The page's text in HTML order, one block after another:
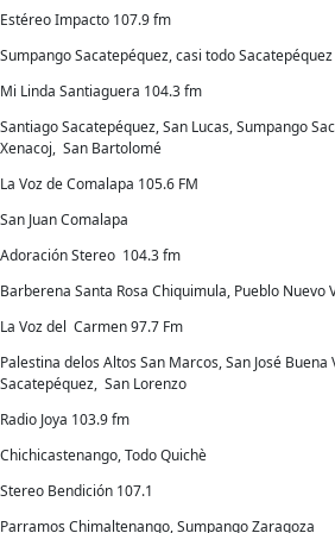
Estéreo Impacto 107.9 fm
Sumpango Sacatepéquez, casi todo Sacatepéquez
Mi Linda Santiaguera 104.3 fm
Santiago Sacatepéquez, San Lucas, Sumpango
Xenacoj, San Bartolomé
La Voz de Comalapa 105.6 FM
San Juan Comalapa
Adoración Stereo 104.3 fm
Barberena Santa Rosa Chiquimula, Pueblo Nuevo
La Voz del Carmen 97.7 Fm
Palestina delos Altos San Marcos, San José Buena
Sacatepéquez, San Lorenzo
Radio Joya 103.9 fm
Chichicastenango, Todo Quichè
Stereo Bendición 107.1
Parramos Chimaltenango, Sumpango Zaragoza